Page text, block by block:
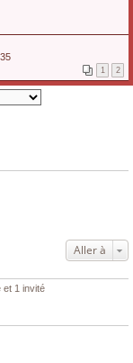
1 2
Aller à
et 1 invité